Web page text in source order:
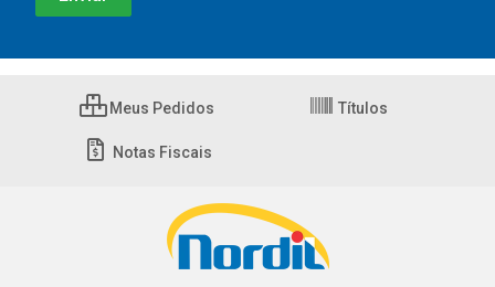
Meus Pedidos Títulos
Notas Fiscais